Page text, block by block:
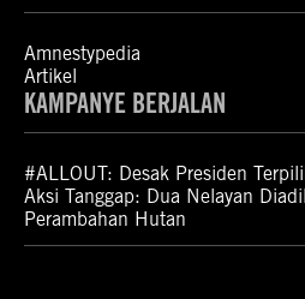
Amnestypedia
Artikel
KAMPANYE BERJALAN
#ALLOUT: Desak Presiden
Aksi Tanggap: Dua Nelayan
Perambahan Hutan